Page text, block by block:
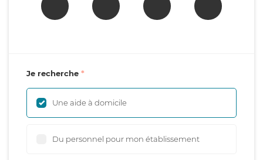
Je recherche
Une aide à domicile
Du personnel pour mon établissement